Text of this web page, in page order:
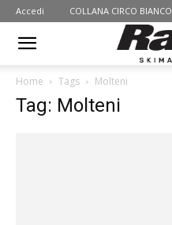
Accedi COLLANA CIRCO BIANCO
Home Tags Molteni
Tag: Molteni